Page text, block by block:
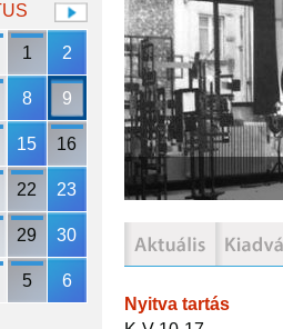
1 2
8 9
15 16
22 23
29 30
5 6
Nyitva tartás